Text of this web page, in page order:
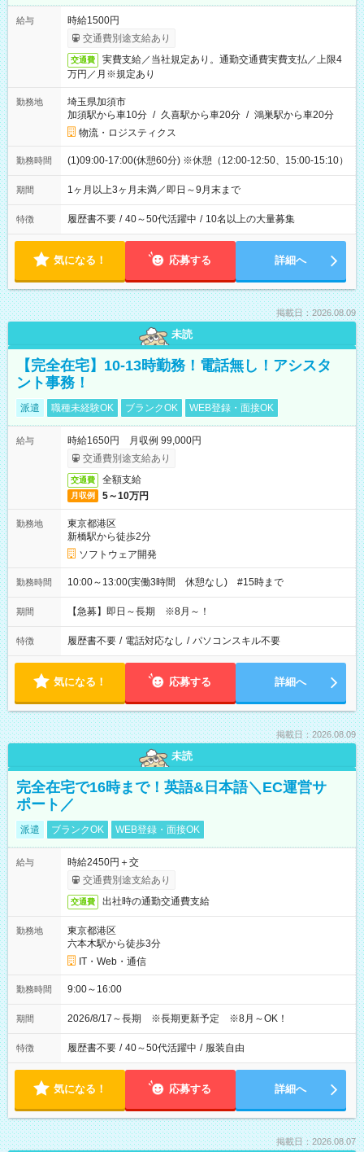
給与
時給1500円
交通費別途支給あり
交通費
実費支給／当社規定あり。通勤交通費実費支払／上限4
万円／月※規定あり
勤務地
埼玉県加須市
加須駅から車10分 / 久喜駅から車20分 / 鴻巣駅から車20分
物流・ロジスティクス
勤務時間 (1)09:00-17:00(休憩60分) ※休憩（12:00-12:50、15:00-15:10）
期間 1ヶ月以上3ヶ月未満／即日～9月末まで
特徴 履歴書不要 / 40～50代活躍中 / 10名以上の大量募集
気になる！ 応募する 詳細へ
掲載日：2026.08.09
未読
【完全在宅】10-13時勤務！電話無し！アシスタ
ント事務！
派遣 職種未経験OK ブランクOK WEB登録・面接OK
給与
時給1650円 月収例 99,000円
交通費別途支給あり
交通費 全額支給
月収例 5～10万円
勤務地
東京都港区
新橋駅から徒歩2分
ソフトウェア開発
勤務時間 10:00～13:00(実働3時間 休憩なし) #15時まで
期間 【急募】即日～長期 ※8月～！
特徴 履歴書不要 / 電話対応なし / パソコンスキル不要
気になる！ 応募する 詳細へ
掲載日：2026.08.09
未読
完全在宅で16時まで！英語&日本語＼EC運営サ
ポート／
派遣 ブランクOK WEB登録・面接OK
給与
時給2450円＋交
交通費別途支給あり
交通費 出社時の通勤交通費支給
勤務地
東京都港区
六本木駅から徒歩3分
IT・Web・通信
勤務時間 9:00～16:00
期間 2026/8/17～長期 ※長期更新予定 ※8月～OK！
特徴 履歴書不要 / 40～50代活躍中 / 服装自由
気になる！ 応募する 詳細へ
掲載日：2026.08.07